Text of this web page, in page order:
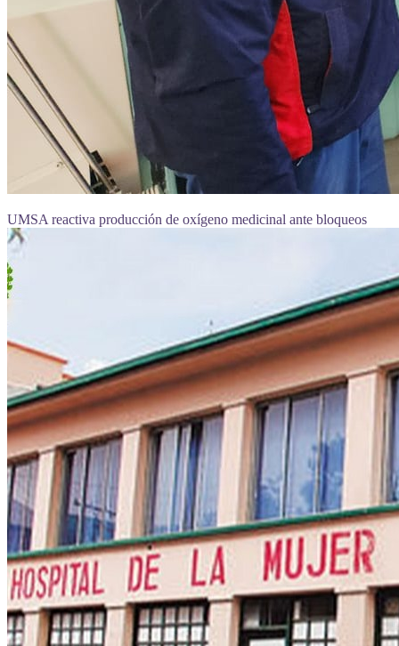
UMSA reactiva producción de oxígeno medicinal ante bloqueos